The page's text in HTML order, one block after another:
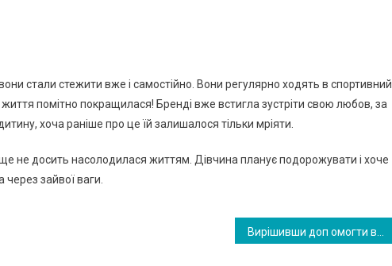
стали стежити вже і самостійно. Вони регулярно ходять в спортивний
помітно покращилася! Бренді вже встигла зустріти свою любов, за
хоча раніше про це їй залишалося тільки мріяти.
не досить насолодилася життям. Дівчина планує подорожувати і хоче
зайвої ваги.